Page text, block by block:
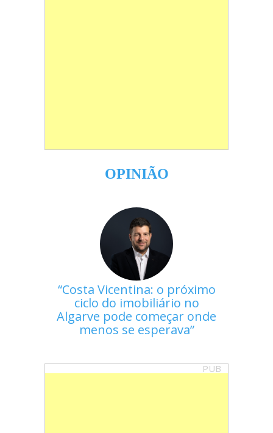
OPINIÃO
Costa Vicentina: o próximo
ciclo do imobiliário no
Algarve pode começar onde
menos se esperava
PUB